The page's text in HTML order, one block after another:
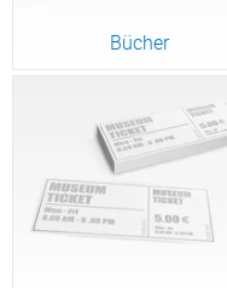
Bücher